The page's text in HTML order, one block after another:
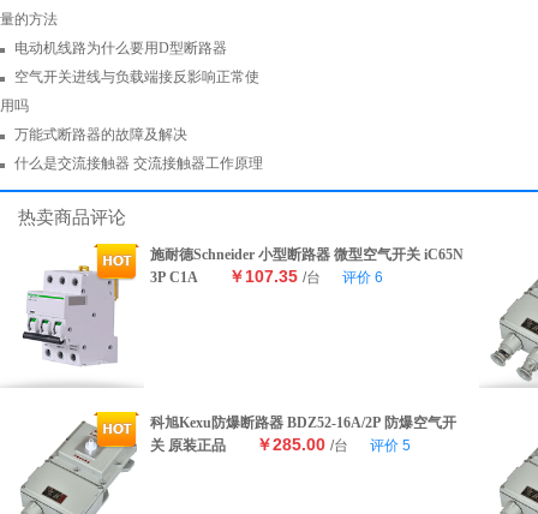
量的方法
电动机线路为什么要用D型断路器
空气开关进线与负载端接反影响正常使
用吗
万能式断路器的故障及解决
什么是交流接触器 交流接触器工作原理
热卖商品评论
施耐德Schneider 小型断路器 微型空气开关 iC65N
3P C1A
￥107.35 /台 评价 6
科旭Kexu防爆断路器 BDZ52-16A/2P 防爆空气开
关 原装正品
￥285.00 /台 评价 5